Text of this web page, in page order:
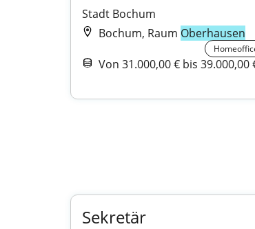
Stadt Bochum
Bochum, Raum Oberhausen
Von 31.000,00 € bis 39.000,00
Sekretär